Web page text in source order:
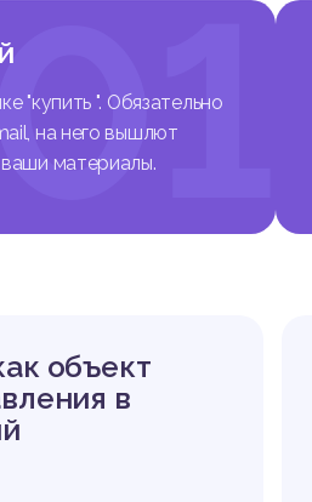
"купить ". Обязательно
на него вышлют
материалы.
объект
в